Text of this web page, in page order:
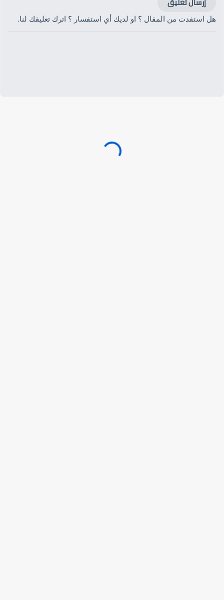
هل استفدت من المقال ؟ او لديك أي استفسار ؟ اترك تعليقك لنا.